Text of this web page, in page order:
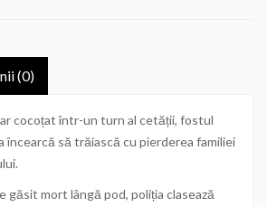
(0)
cocoțat într-un turn al cetății, fostul
încearcă să trăiască cu pierderea familiei
găsit mort lângă pod, poliția clasează